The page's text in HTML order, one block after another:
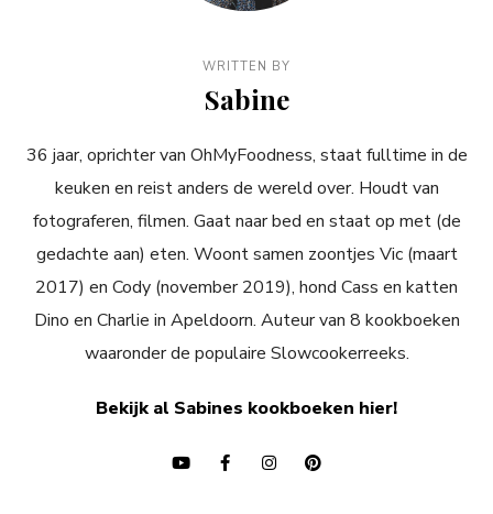
WRITTEN BY
Sabine
36 jaar, oprichter van OhMyFoodness, staat fulltime in de
keuken en reist anders de wereld over. Houdt van
fotograferen, filmen. Gaat naar bed en staat op met (de
gedachte aan) eten. Woont samen zoontjes Vic (maart
2017) en Cody (november 2019), hond Cass en katten
Dino en Charlie in Apeldoorn. Auteur van 8 kookboeken
waaronder de populaire Slowcookerreeks.
Bekijk al Sabines kookboeken hier!